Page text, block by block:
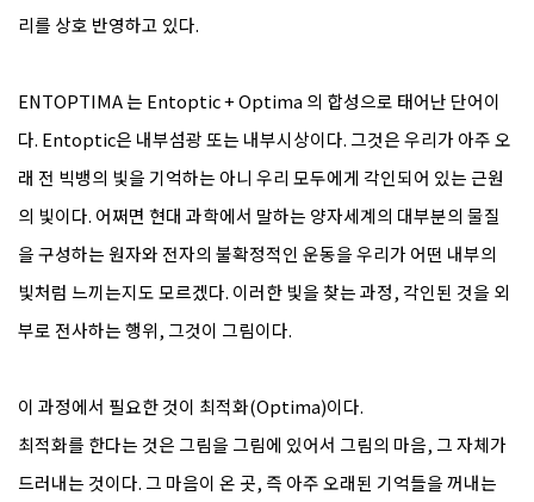
리를 상호 반영하고 있다.
ENTOPTIMA 는 Entoptic + Optima 의 합성으로 태어난 단어이
다. Entoptic은 내부섬광 또는 내부시상이다. 그것은 우리가 아주 오
래 전 빅뱅의 빛을 기억하는 아니 우리 모두에게 각인되어 있는 근원
의 빛이다. 어쩌면 현대 과학에서 말하는 양자세계의 대부분의 물질
을 구성하는 원자와 전자의 불확정적인 운동을 우리가 어떤 내부의
빛처럼 느끼는지도 모르겠다. 이러한 빛을 찾는 과정, 각인된 것을 외
부로 전사하는 행위, 그것이 그림이다.
이 과정에서 필요한 것이 최적화(Optima)이다.
최적화를 한다는 것은 그림을 그림에 있어서 그림의 마음, 그 자체가
드러내는 것이다. 그 마음이 온 곳, 즉 아주 오래된 기억들을 꺼내는